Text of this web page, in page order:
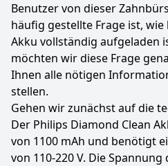
Benutzer von dieser
häufig gestellte Frage ist,
Akku vollständig aufgeladen
möchten wir diese Frage
Ihnen alle nötigen
stellen.
Gehen wir zunächst auf die
Der Philips Diamond Clean
von 1100 mAh und benötigt
von 110-220 V. Die Spannung